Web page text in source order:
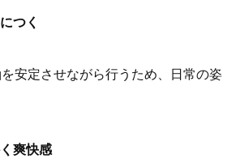
つく
安定させながら行うため、日常の姿
爽快感